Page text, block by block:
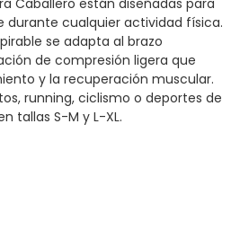
Caballero están diseñadas para
durante cualquier actividad física.
se adapta al brazo
de compresión ligera que
y la recuperación muscular.
running, ciclismo o deportes de
tallas S-M y L-XL.